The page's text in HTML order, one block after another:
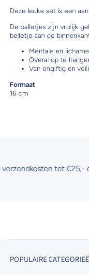
Deze leuke set is een
De balletjes zijn vrolijk
belletje aan de
Mentale en
Overal op te
Van ongiftig en
Formaat
16 cm
tot €25,- en
POPULAIRE